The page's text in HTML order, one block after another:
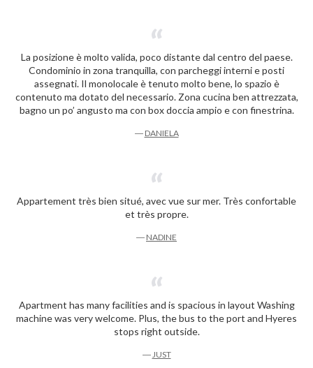
La posizione è molto valida, poco distante dal centro del paese.
Condominio in zona tranquilla, con parcheggi interni e posti
assegnati. Il monolocale è tenuto molto bene, lo spazio è
contenuto ma dotato del necessario. Zona cucina ben attrezzata,
bagno un po’ angusto ma con box doccia ampio e con finestrina.
― DANIELA
Appartement très bien situé, avec vue sur mer. Très confortable
et très propre.
― NADINE
Apartment has many facilities and is spacious in layout Washing
machine was very welcome. Plus, the bus to the port and Hyeres
stops right outside.
― JUST